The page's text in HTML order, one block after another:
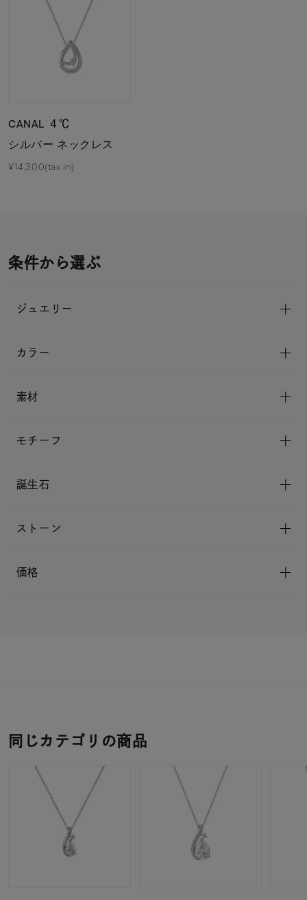
CANAL ４℃
シルバー ネックレス
¥14,300(tax in)
条件から選ぶ
ジュエリー
カラー
素材
モチーフ
誕生石
ストーン
価格
同じカテゴリの商品